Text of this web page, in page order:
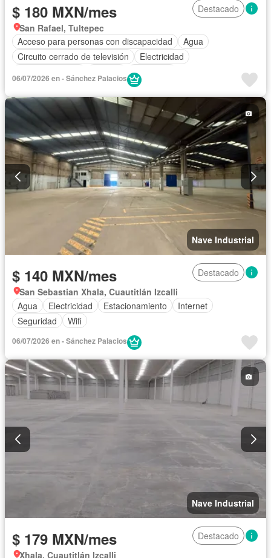
$ 180 MXN/mes
Destacado
San Rafael, Tultepec
Acceso para personas con discapacidad
Agua
Circuito cerrado de televisión
Electricidad
Seguridad
06/07/2026 en - Sánchez Palacios
Nave Industrial
$ 140 MXN/mes
Destacado
San Sebastian Xhala, Cuautitlán Izcalli
Agua
Electricidad Estacionamiento
Internet
Seguridad
Wifi
06/07/2026 en - Sánchez Palacios
Nave Industrial
$ 179 MXN/mes
Destacado
Xhala, Cuautitlán Izcalli